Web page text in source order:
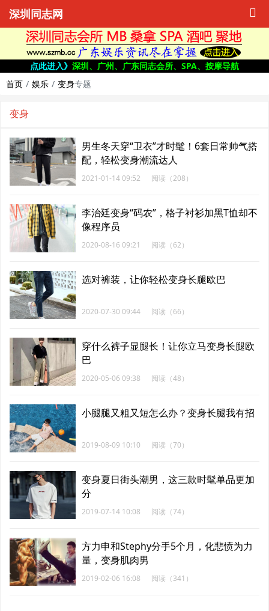
深圳同志网
点此进入》 深圳、广州、广东同志会所、SPA、按摩导航
首页
娱乐 变身专题
变身
男生冬天穿“卫衣”才时髦！6套日常帅气搭
配，轻松变身潮流达人
2021-01-14 09:52 阅读（208）
李治廷变身“码农”，格子衬衫加黑T恤却不
像程序员
2020-08-16 09:21 阅读（62）
选对裤装，让你轻松变身长腿欧巴
2020-07-30 09:44 阅读（66）
穿什么裤子显腿长！让你立马变身长腿欧
巴
2020-05-06 09:38 阅读（48）
小腿腿又粗又短怎么办？变身长腿我有招
2019-08-09 10:10 阅读（70）
变身夏日街头潮男，这三款时髦单品更加
分
2019-07-14 10:08 阅读（74）
方力申和Stephy分手5个月，化悲愤为力
量，变身肌肉男
2019-02-06 16:08 阅读（341）